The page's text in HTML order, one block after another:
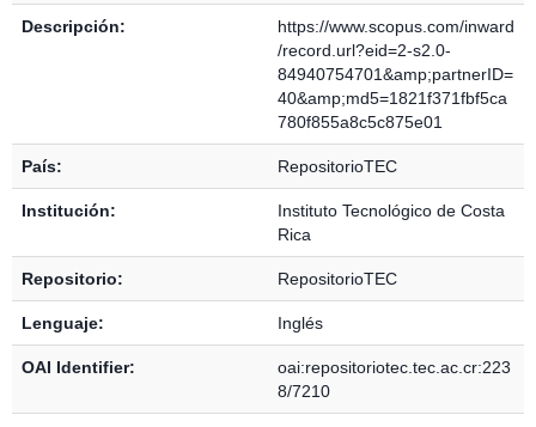
Descripción:
https://www.scopus.com/inward
/record.url?eid=2-s2.0-
84940754701&amp;partnerID=
40&amp;md5=1821f371fbf5ca
780f855a8c5c875e01
País: RepositorioTEC
Institución:
Instituto Tecnológico de Costa
Rica
Repositorio: RepositorioTEC
Lenguaje: Inglés
OAI Identifier:
oai:repositoriotec.tec.ac.cr:223
8/7210